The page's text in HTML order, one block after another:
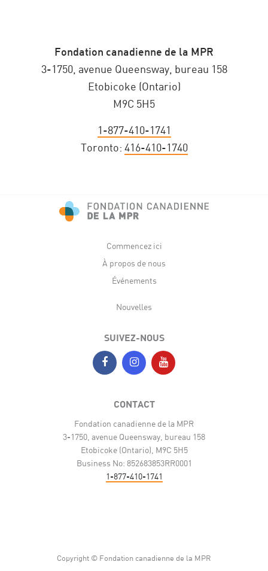
Fondation canadienne de la MPR
3-1750, avenue Queensway, bureau 158
Etobicoke (Ontario)
M9C 5H5
1-877-410-1741
Toronto: 416-410-1740
Commencez ici
À propos de nous
Événements
Nouvelles
SUIVEZ-NOUS
CONTACT
Fondation canadienne de la MPR
3-1750, avenue Queensway, bureau 158
Etobicoke (Ontario), M9C 5H5
Business No: 852683853RR0001
1-877-410-1741
Copyright © Fondation canadienne de la MPR